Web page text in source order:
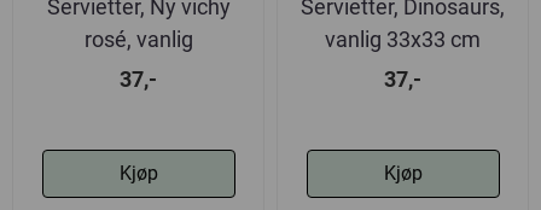
Servietter, Ny vichy
rosé, vanlig
37,-
Kjøp
Servietter, Dinosaurs,
vanlig 33x33 cm
37,-
Kjøp